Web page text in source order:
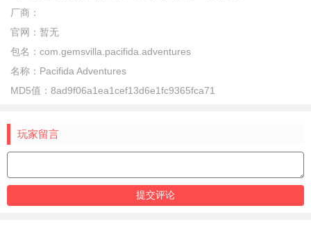
厂商：
官网： 暂无
包名： com.gemsvilla.pacifida.adventures
名称： Pacifida Adventures
MD5值： 8ad9f06a1ea1cef13d6e1fc9365fca71
玩家留言